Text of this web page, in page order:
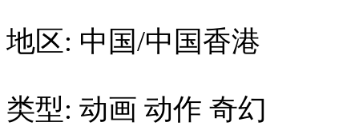
地区: 中国/中国香港
类型: 动画 动作 奇幻